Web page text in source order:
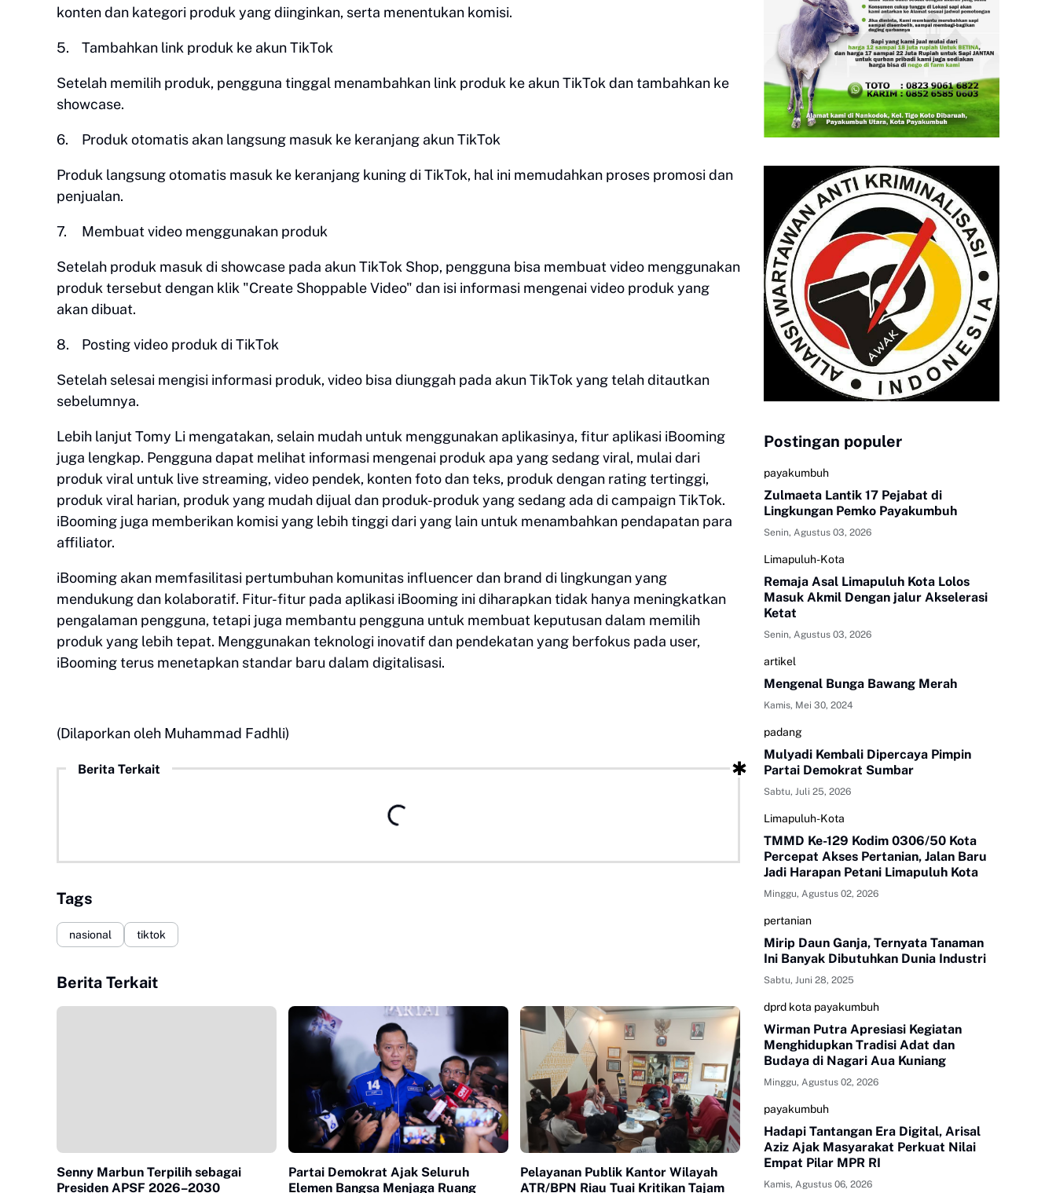
konten dan kategori produk yang diinginkan, serta menentukan komisi.
5. Tambahkan link produk ke akun TikTok
Setelah memilih produk, pengguna tinggal menambahkan link produk ke akun TikTok dan tambahkan ke
showcase.
6. Produk otomatis akan langsung masuk ke keranjang akun TikTok
Produk langsung otomatis masuk ke keranjang kuning di TikTok, hal ini memudahkan proses promosi dan
penjualan.
7. Membuat video menggunakan produk
Setelah produk masuk di showcase pada akun TikTok Shop, pengguna bisa membuat video menggunakan
produk tersebut dengan klik "Create Shoppable Video" dan isi informasi mengenai video produk yang
akan dibuat.
8. Posting video produk di TikTok
Setelah selesai mengisi informasi produk, video bisa diunggah pada akun TikTok yang telah ditautkan
sebelumnya.
Lebih lanjut Tomy Li mengatakan, selain mudah untuk menggunakan aplikasinya, fitur aplikasi iBooming
juga lengkap. Pengguna dapat melihat informasi mengenai produk apa yang sedang viral, mulai dari
produk viral untuk live streaming, video pendek, konten foto dan teks, produk dengan rating tertinggi,
produk viral harian, produk yang mudah dijual dan produk-produk yang sedang ada di campaign TikTok.
iBooming juga memberikan komisi yang lebih tinggi dari yang lain untuk menambahkan pendapatan para
affiliator.
iBooming akan memfasilitasi pertumbuhan komunitas influencer dan brand di lingkungan yang
mendukung dan kolaboratif. Fitur-fitur pada aplikasi iBooming ini diharapkan tidak hanya meningkatkan
pengalaman pengguna, tetapi juga membantu pengguna untuk membuat keputusan dalam memilih
produk yang lebih tepat. Menggunakan teknologi inovatif dan pendekatan yang berfokus pada user,
iBooming terus menetapkan standar baru dalam digitalisasi.
(Dilaporkan oleh Muhammad Fadhli)
Berita Terkait
Tags
nasional tiktok
Berita Terkait
Senny Marbun Terpilih sebagai
Presiden APSF 2026–2030
Partai Demokrat Ajak Seluruh
Elemen Bangsa Menjaga Ruang
Pelayanan Publik Kantor Wilayah
ATR/BPN Riau Tuai Kritikan Tajam
Postingan populer
payakumbuh
Zulmaeta Lantik 17 Pejabat di
Lingkungan Pemko Payakumbuh
Senin, Agustus 03, 2026
Limapuluh-Kota
Remaja Asal Limapuluh Kota Lolos
Masuk Akmil Dengan jalur Akselerasi
Ketat
Senin, Agustus 03, 2026
artikel
Mengenal Bunga Bawang Merah
Kamis, Mei 30, 2024
padang
Mulyadi Kembali Dipercaya Pimpin
Partai Demokrat Sumbar
Sabtu, Juli 25, 2026
Limapuluh-Kota
TMMD Ke-129 Kodim 0306/50 Kota
Percepat Akses Pertanian, Jalan Baru
Jadi Harapan Petani Limapuluh Kota
Minggu, Agustus 02, 2026
pertanian
Mirip Daun Ganja, Ternyata Tanaman
Ini Banyak Dibutuhkan Dunia Industri
Sabtu, Juni 28, 2025
dprd kota payakumbuh
Wirman Putra Apresiasi Kegiatan
Menghidupkan Tradisi Adat dan
Budaya di Nagari Aua Kuniang
Minggu, Agustus 02, 2026
payakumbuh
Hadapi Tantangan Era Digital, Arisal
Aziz Ajak Masyarakat Perkuat Nilai
Empat Pilar MPR RI
Kamis, Agustus 06, 2026